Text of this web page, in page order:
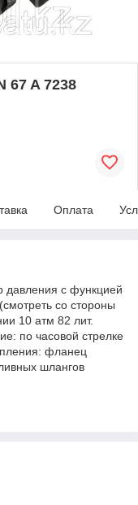
67 A 7238
Оплата
давления с функцией
со стороны
10 атм 82 лит.
по часовой стрелке
фланец
шлангов